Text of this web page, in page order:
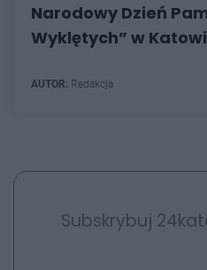
Narodowy Dzień
Wyklętych” w
AUTOR: Redakcja
Subskrybuj